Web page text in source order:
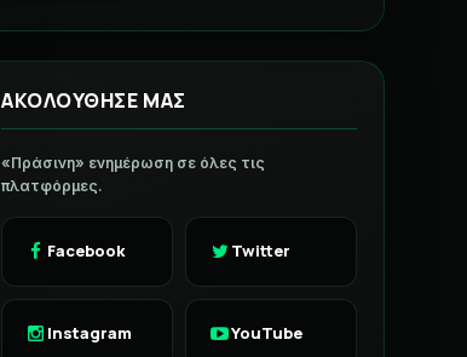
ΑΚΟΛΟΥΘΗΣΕ ΜΑΣ
«Πράσινη» ενημέρωση σε όλες τις
πλατφόρμες.
Facebook Twitter
Instagram YouTube